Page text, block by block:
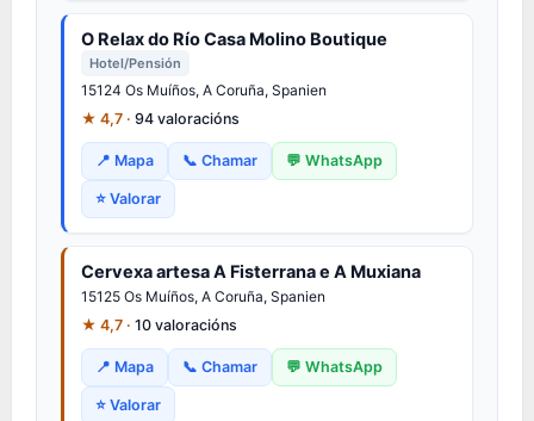
O Relax do Río Casa Molino Boutique
Hotel/Pensión
15124 Os Muíños, A Coruña, Spanien
★ 4,7 · 94 valoracións
📍 Mapa 📞 Chamar 💬 WhatsApp
⭐ Valorar
Cervexa artesa A Fisterrana e A Muxiana
15125 Os Muíños, A Coruña, Spanien
★ 4,7 · 10 valoracións
📍 Mapa 📞 Chamar 💬 WhatsApp
⭐ Valorar